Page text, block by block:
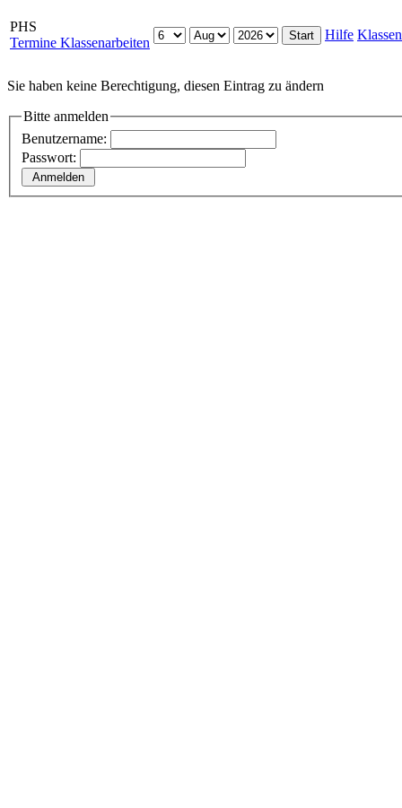
PHS
Termine Klassenarbeiten
Hilfe Klassen
Sie haben keine Berechtigung, diesen Eintrag zu ändern
Bitte anmelden
Benutzername:
Passwort: